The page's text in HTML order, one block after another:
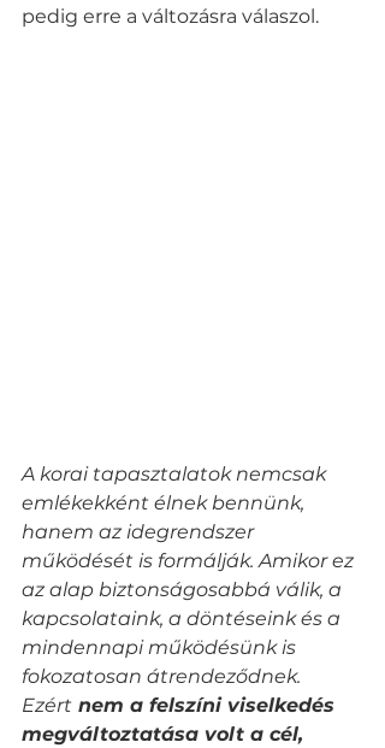
pedig erre a változásra válaszol.
A korai tapasztalatok nemcsak
emlékekként élnek bennünk,
hanem az idegrendszer
működését is formálják. Amikor ez
az alap biztonságosabbá válik, a
kapcsolataink, a döntéseink és a
mindennapi működésünk is
fokozatosan átrendeződnek.
Ezért nem a felszíni viselkedés
megváltoztatása volt a cél,